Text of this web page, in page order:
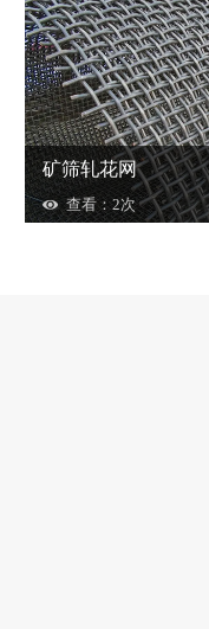
矿筛轧花网
查看：2次